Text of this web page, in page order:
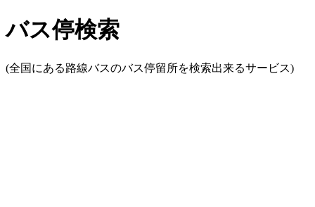
バス停検索
(全国にある路線バスのバス停留所を検索出来るサービス)